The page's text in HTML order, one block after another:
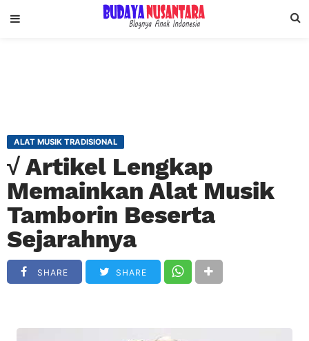
ALAT MUSIK TRADISIONAL
√ Artikel Lengkap
Memainkan Alat Musik
Tamborin Beserta
Sejarahnya
SHARE SHARE